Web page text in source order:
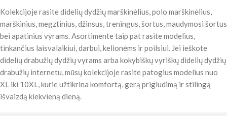
Kolekcijoje rasite didelių dydžių marškinėlius, polo marškinėlius,
marškinius, megztinius, džinsus, treningus, šortus, maudymosi šortus
bei apatinius vyrams. Asortimente taip pat rasite modelius,
tinkančius laisvalaikiui, darbui, kelionėms ir poilsiui. Jei ieškote
didelių drabužių dydžių vyrams arba kokybiškų vyriškų didelių dydžių
drabužių internetu, mūsų kolekcijoje rasite patogius modelius nuo
XL iki 10XL, kurie užtikrina komfortą, gerą prigludimą ir stilingą
išvaizdą kiekvieną dieną.